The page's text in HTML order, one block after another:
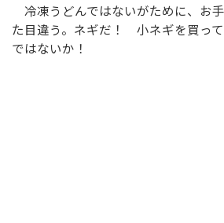
冷凍うどんではないがために、お
た目違う。ネギだ！ 小ネギを買っ
ではないか！